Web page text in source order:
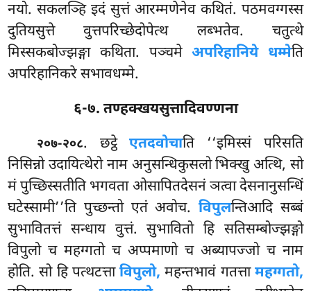
नयो. सकलञ्हि इदं सुत्तं आरम्मणेनेव कथितं. पठमवग्गस्स
दुतियसुत्ते वुत्तपरिच्छेदोपेत्थ लब्भतेव. चतुत्थे
मिस्सकबोज्झङ्गा कथिता. पञ्चमेअपरिहानिये धम्मेति
अपरिहानिकरे सभावधम्मे.
६-७. तण्हक्खयसुत्तादिवण्णना
२०७-२०८. छट्ठेएतदवोचाति ‘‘इमिस्सं परिसति
निसिन्नो उदायित्थेरो नाम अनुसन्धिकुसलो भिक्खु अत्थि, सो
मं पुच्छिस्सतीति भगवताओसापितदेसनं ञत्वा देसनानुसन्धिं
घटेस्सामी’’ति पुच्छन्तो एतं अवोच.विपुलन्तिआदि सब्बं
सुभावितत्तं सन्धाय वुत्तं. सुभावितो हि सतिसम्बोज्झङ्गो
विपुलो च महग्गतो च अप्पमाणो च अब्यापज्जो च नाम
होति. सो हि पत्थटत्ताविपुलो, महन्तभावं गतत्तामहग्गतो,